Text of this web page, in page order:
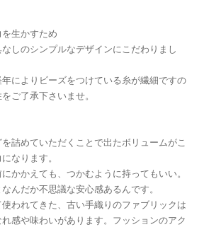
生かすため
しのシンプルなデザインにこだわりまし
によりビーズをつけている糸が繊細ですの
ご了承下さいませ。
詰めていただくことで出たボリュームがこ
なります。
かかえても、つかむように持ってもいい。
んだか不思議な安心感あるんです。
われてきた、古い手織りのファブリックは
感や味わいがあります。フッションのアク